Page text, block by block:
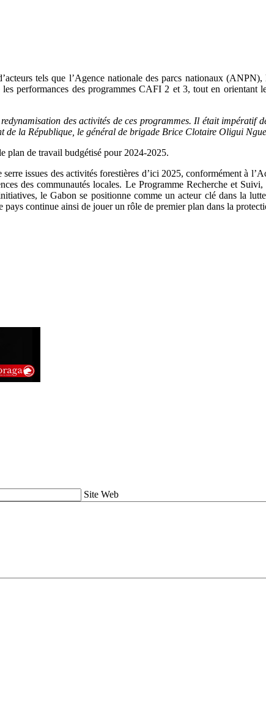
tels que l’Agence nationale des parcs nationaux
performances des programmes CAFI 2 et 3, tout en orientant
des activités de ces programmes. Il était impératif
de la République, le général de brigade Brice Clotaire Oligui
plan de travail budgétisé pour 2024-2025.
issues des activités forestières d’ici 2025, conformément à
des communautés locales. Le Programme Recherche et
le Gabon se positionne comme un acteur clé dans la
continue ainsi de jouer un rôle de premier plan dans la
Site Web